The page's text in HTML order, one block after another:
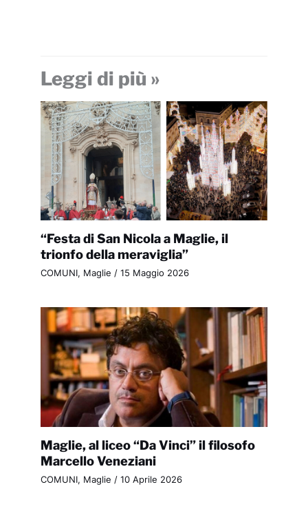
Leggi di più »
“Festa di San Nicola a Maglie, il
trionfo della meraviglia”
COMUNI, Maglie / 15 Maggio 2026
Maglie, al liceo “Da Vinci” il filosofo
Marcello Veneziani
COMUNI, Maglie / 10 Aprile 2026